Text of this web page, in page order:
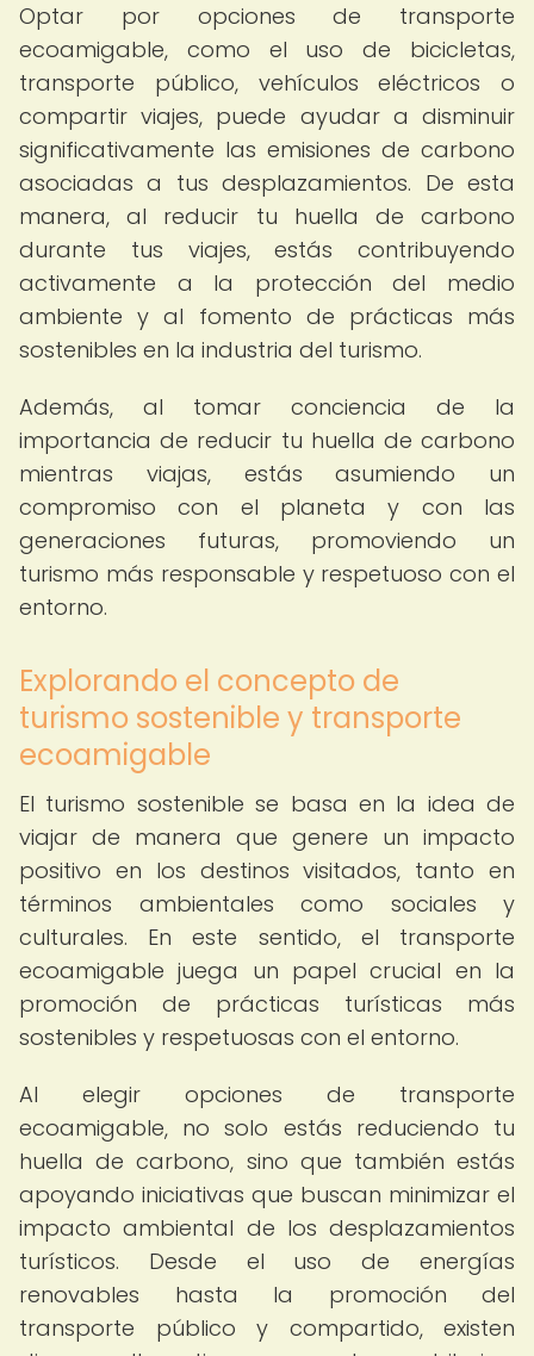
Optar por opciones de transporte
ecoamigable, como el uso de bicicletas,
transporte público, vehículos eléctricos o
compartir viajes, puede ayudar a disminuir
significativamente las emisiones de carbono
asociadas a tus desplazamientos. De esta
manera, al reducir tu huella de carbono
durante tus viajes, estás contribuyendo
activamente a la protección del medio
ambiente y al fomento de prácticas más
sostenibles en la industria del turismo.
Además, al tomar conciencia de la
importancia de reducir tu huella de carbono
mientras viajas, estás asumiendo un
compromiso con el planeta y con las
generaciones futuras, promoviendo un
turismo más responsable y respetuoso con el
entorno.
Explorando el concepto de
turismo sostenible y transporte
ecoamigable
El turismo sostenible se basa en la idea de
viajar de manera que genere un impacto
positivo en los destinos visitados, tanto en
términos ambientales como sociales y
culturales. En este sentido, el transporte
ecoamigable juega un papel crucial en la
promoción de prácticas turísticas más
sostenibles y respetuosas con el entorno.
Al elegir opciones de transporte
ecoamigable, no solo estás reduciendo tu
huella de carbono, sino que también estás
apoyando iniciativas que buscan minimizar el
impacto ambiental de los desplazamientos
turísticos. Desde el uso de energías
renovables hasta la promoción del
transporte público y compartido, existen